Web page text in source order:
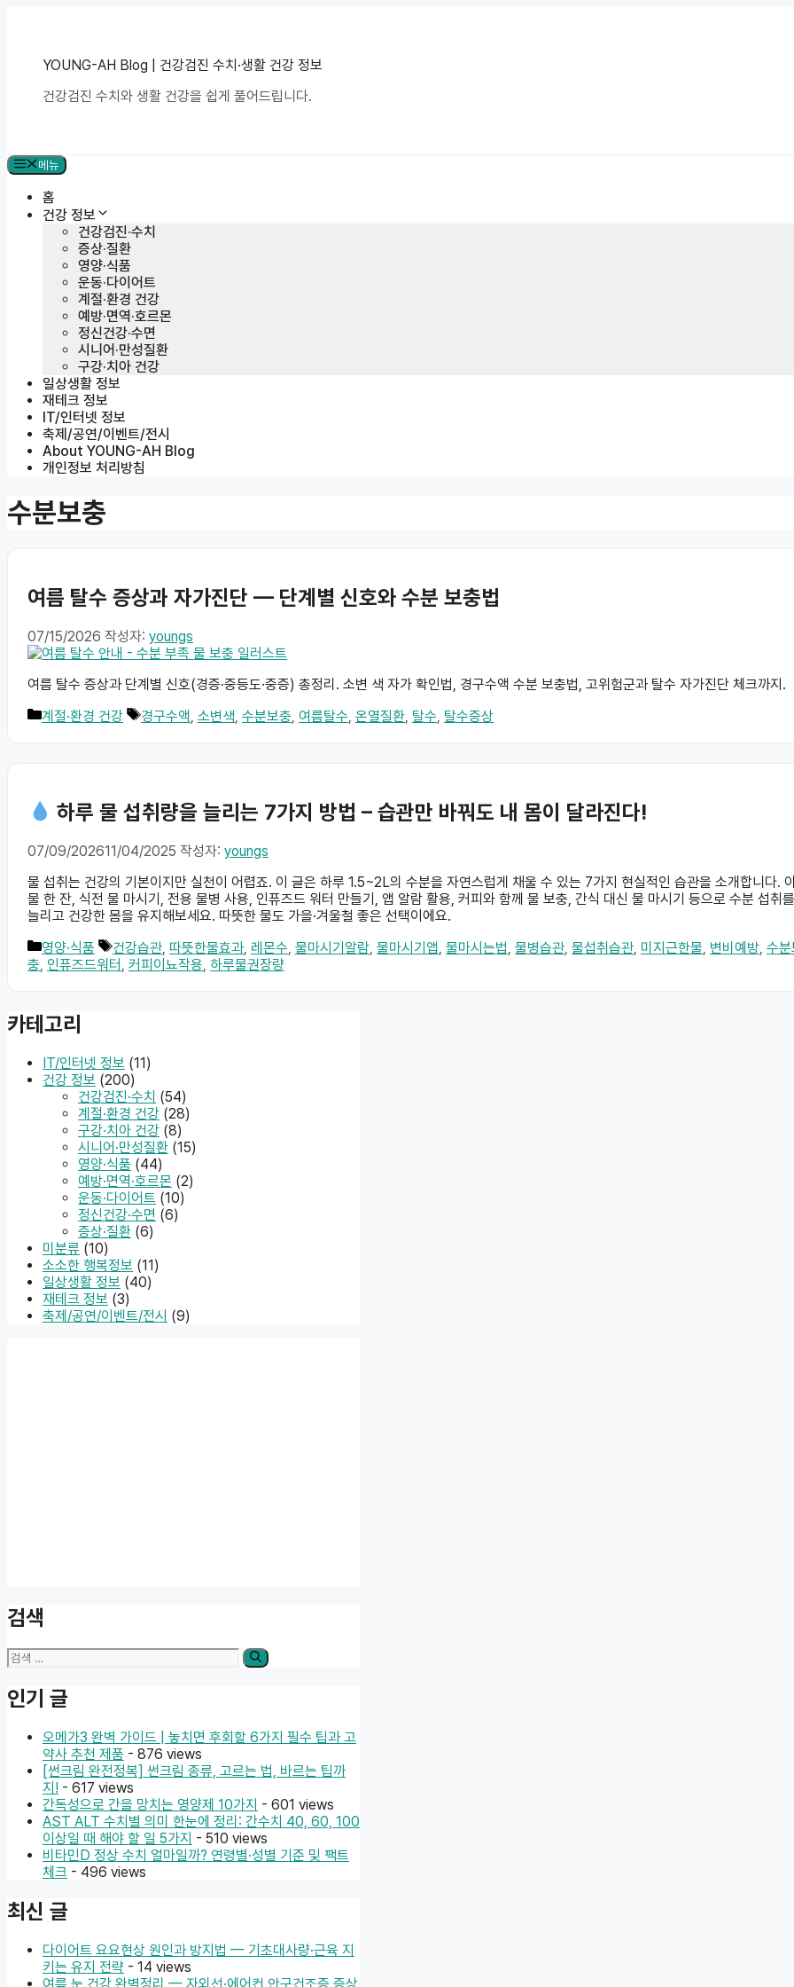
YOUNG-AH Blog | 건강검진 수치·생활 건강 정보
건강검진 수치와 생활 건강을 쉽게 풀어드립니다.
메뉴
홈
건강 정보
건강검진·수치
증상·질환
영양·식품
운동·다이어트
계절·환경 건강
예방·면역·호르몬
정신건강·수면
시니어·만성질환
구강·치아 건강
일상생활 정보
재테크 정보
IT/인터넷 정보
축제/공연/이벤트/전시
About YOUNG-AH Blog
개인정보 처리방침
수분보충
여름 탈수 증상과 자가진단 — 단계별 신호와 수분 보충법
07/15/2026 작성자: youngs
여름 탈수 증상과 단계별 신호(경증·중등도·중증) 총정리. 소변 색 자가 확인법, 경구수액 수분 보충법, 고위험군과 탈수 자가진단 체크까지.
카
계절·환경 건강
태
경구수액, 소변색, 수분보충, 여름탈수, 온열질환, 탈수, 탈수증상
하루 물 섭취량을 늘리는 7가지 방법 – 습관만 바꿔도 내 몸이 달라진다!
07/09/202611/04/2025 작성자: youngs
물 섭취는 건강의 기본이지만 실천이 어렵죠. 이 글은 하루 1.5~2L의 수분을 자연스럽게 채울 수 있는 7가지 현실적인 습관을 소개합니다.
물 한 잔, 식전 물 마시기, 전용 물병 사용, 인퓨즈드 워터 만들기, 앱 알람 활용, 커피와 함께 물 보충, 간식 대신 물 마시기 등으로 수분 섭취를
늘리고 건강한 몸을 유지해보세요. 따뜻한 물도 가을·겨울철 좋은 선택이에요.
카
테
영양·식품
태
그
건강습관, 따뜻한물효과, 레몬수, 물마시기알람, 물마시기앱, 물마시는법, 물병습관, 물섭취습관, 미지근한물, 변비예방, 수분
충, 인퓨즈드워터 , 커피이뇨작용, 하루물권장량
카테고리
IT/인터넷 정보 (11)
건강 정보 (200)
건강검진·수치 (54)
계절·환경 건강 (28)
구강·치아 건강 (8)
시니어·만성질환 (15)
영양·식품 (44)
예방·면역·호르몬 (2)
운동·다이어트 (10)
정신건강·수면 (6)
증상·질환 (6)
미분류 (10)
소소한 행복정보 (11)
일상생활 정보 (40)
재테크 정보 (3)
축제/공연/이벤트/전시 (9)
검색
검
색:
인기 글
오메가3 완벽 가이드 | 놓치면 후회할 6가지 필수 팁과 고
약사 추천 제품 - 876 views
[썬크림 완전정복] 썬크림 종류, 고르는 법, 바르는 팁까
지! - 617 views
간독성으로 간을 망치는 영양제 10가지 - 601 views
AST ALT 수치별 의미 한눈에 정리: 간수치 40, 60, 100
이상일 때 해야 할 일 5가지 - 510 views
비타민D 정상 수치 얼마일까? 연령별·성별 기준 및 팩트
체크 - 496 views
최신 글
다이어트 요요현상 원인과 방지법 — 기초대사량·근육 지
키는 유지 전략 - 14 views
여름 눈 건강 완벽정리 — 자외선·에어컨 안구건조증 증상